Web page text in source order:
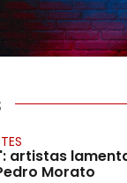
artistas
Morato